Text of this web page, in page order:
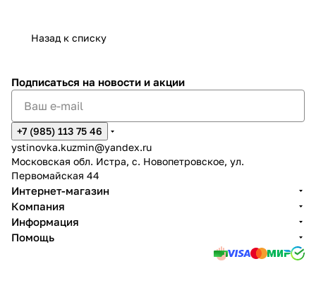
Назад к списку
Подписаться на новости и акции
+7 (985) 113 75 46
ystinovka.kuzmin@yandex.ru
Московская обл. Истра, с. Новопетровское, ул.
Первомайская 44
Интернет-магазин
Компания
Информация
Помощь